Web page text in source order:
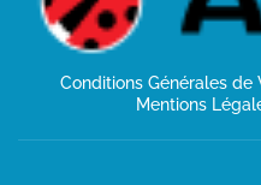
Conditions Générales de
Mentions